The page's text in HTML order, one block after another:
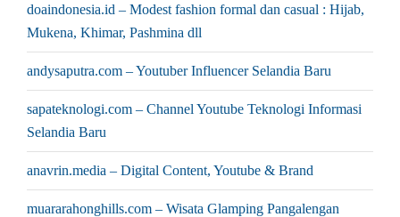
doaindonesia.id – Modest fashion formal dan casual : Hijab,
Mukena, Khimar, Pashmina dll
andysaputra.com – Youtuber Influencer Selandia Baru
sapateknologi.com – Channel Youtube Teknologi Informasi
Selandia Baru
anavrin.media – Digital Content, Youtube & Brand
muararahonghills.com – Wisata Glamping Pangalengan